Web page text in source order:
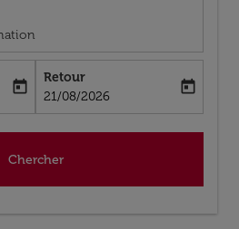
date-aria-label
today
Retour
fc-booking-return-date-aria-label
21/08/2026
today
Chercher